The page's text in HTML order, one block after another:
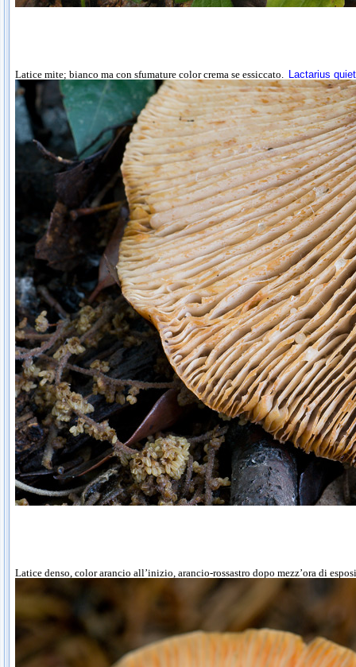
Latice mite; bianco ma con sfumature color crema se essiccato. Lactarius
Latice denso, color arancio all’inizio, arancio-rossastro dopo mezz’ora di